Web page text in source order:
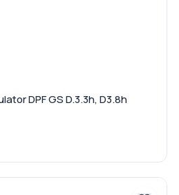
DPF GS D.3.3h, D3.8h